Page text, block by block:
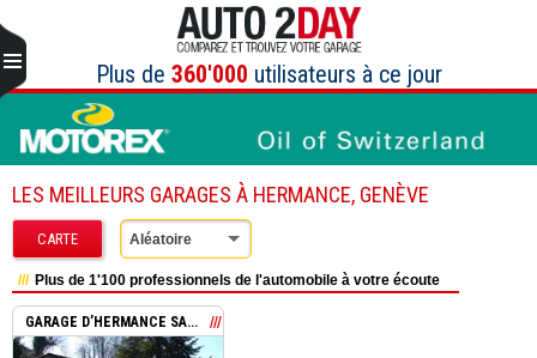
au
contenu
Plus de 360'000 utilisateurs à ce jour
LES MEILLEURS GARAGES À HERMANCE, GENÈVE
CARTE Aléatoire
Plus de 1'100 professionnels de l'automobile à votre écoute
GARAGE D’HERMANCE SA...